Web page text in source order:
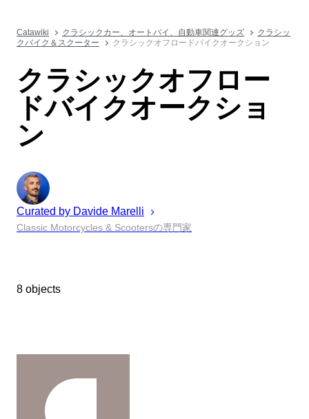
Catawiki クラシックカー、オートバイ、自動車関連グッズ
クラシッ
クバイク＆スクーター
クラシックオフロードバイクオークション
クラシックオフロー
ドバイクオークショ
ン
Curated by Davide Marelli
Classic Motorcycles & Scootersの専門家
8 objects